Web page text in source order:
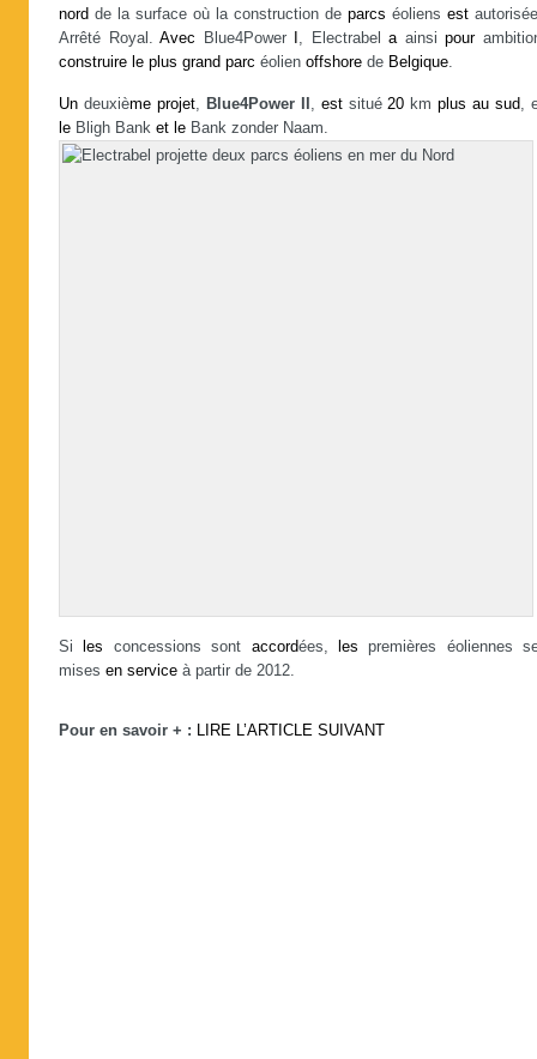
nord de la surface où la construction de parcs éoliens est
Arrêté Royal. Avec Blue4Power , Electrabel aainsi pour
construire le plus grand parc éolien offshore de Belgique.
Un deuxième projet, Blue4Power II , estsitué20 kmplus au sud,
le Bligh Bank et le Bank zonder Naam.
Si les concessions sont accordées, les premières éoliennes
mises en service à partir de 2012.
Pour en savoir + : LIRE L’ARTICLE SUIVANT